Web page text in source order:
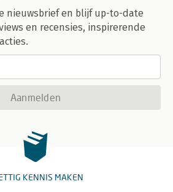
nieuwsbrief en blijf up-to-date
en recensies, inspirerende
Aanmelden
KENNIS MAKEN